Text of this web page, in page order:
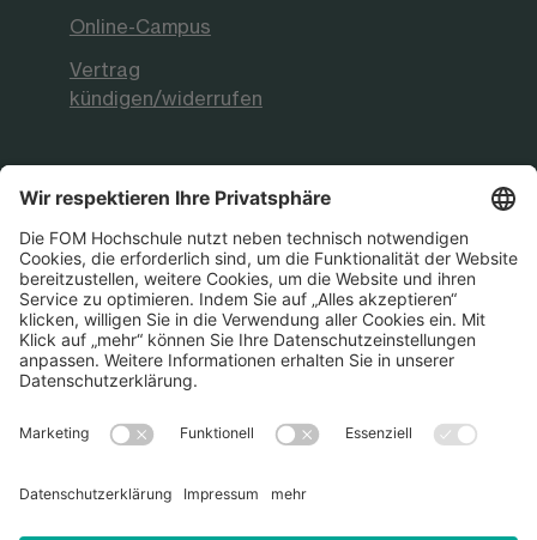
Online-Campus
Vertrag
kündigen/widerrufen
FOM Hochschule
Aktuelles & Presse
FOM International
FOM German-Sino School
Die FOM Hochschule ist akkreditiert sowie
staatlich und international anerkannt